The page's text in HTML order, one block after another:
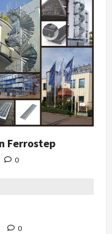
Ferrostep
0
0